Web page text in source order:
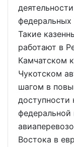
федеральных
Такие
работают в
Камчатском
Чукотском
шагом в
доступности
Востока в